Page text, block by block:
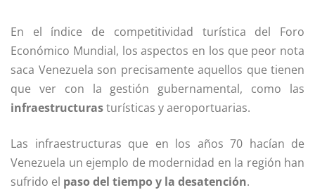
En el índice de competitividad turística del Foro
Económico Mundial, los aspectos en los que peor nota
saca Venezuela son precisamente aquellos que tienen
que ver con la gestión gubernamental, como las
infraestructurasturísticas y aeroportuarias.
Las infraestructuras que en los años 70 hacían de
Venezuela un ejemplo de modernidad en la región han
sufrido el paso del tiempo y la desatención.